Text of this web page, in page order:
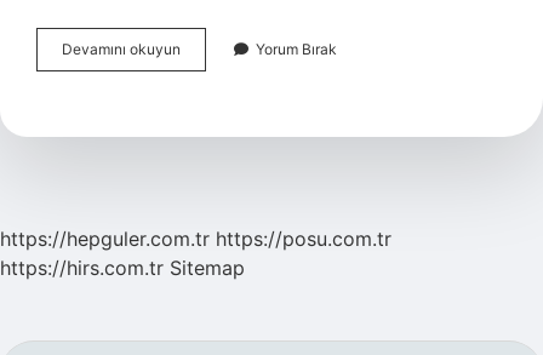
Devamını okuyun
Kuruluğu
Anlaşılır
Yorum Bırak
https://hepguler.com.tr https://posu.com.tr
https://hirs.com.tr Sitemap